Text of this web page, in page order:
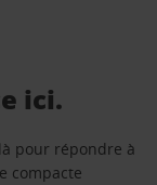
ici.
pour répondre à
compacte